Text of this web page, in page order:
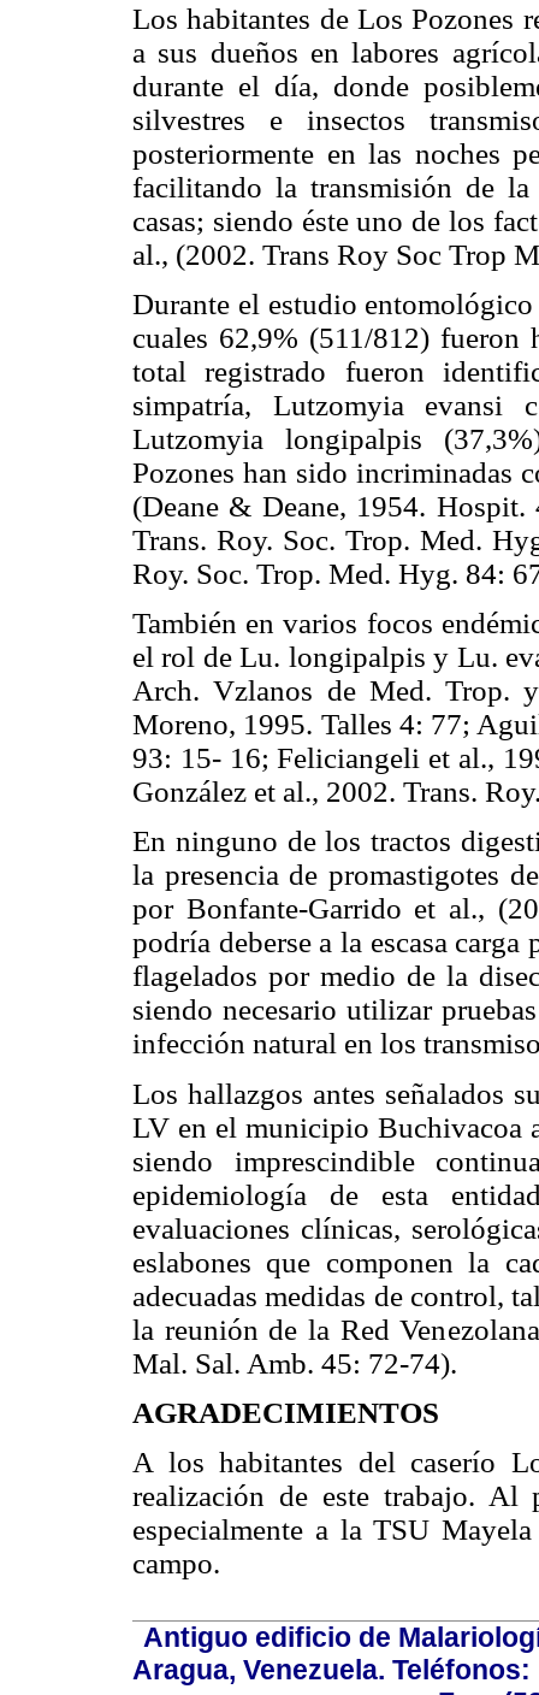
Los habitantes de Los Pozones
a sus dueños en labores
durante el día, donde
silvestres e insectos
posteriormente en las noches
facilitando la transmisión de
casas; siendo éste uno de los
al., (2002. Trans Roy Soc Trop
Durante el estudio
cuales 62,9% (511/812) fueron
total registrado fueron
simpatría, Lutzomyia evansi
Lutzomyia longipalpis
Pozones han sido incriminadas
(Deane & Deane, 1954.
Trans. Roy. Soc. Trop. Med.
Roy. Soc. Trop. Med. Hyg. 84:
También en varios focos
el rol de Lu. longipalpis y Lu.
Arch. Vzlanos de Med. Trop.
Moreno, 1995. Talles 4: 77;
93: 15- 16; Feliciangeli et al.,
González et al., 2002. Trans.
En ninguno de los tractos
la presencia de promastigotes
por Bonfante-Garrido et al.,
podría deberse a la escasa
flagelados por medio de la
siendo necesario utilizar
infección natural en los
Los hallazgos antes señalados
LV en el municipio Buchivacoa
siendo imprescindible
epidemiología de esta
evaluaciones clínicas,
eslabones que componen la
adecuadas medidas de control,
la reunión de la Red
Mal. Sal. Amb. 45: 72-74).
AGRADECIMIENTOS
A los habitantes del caserío
realización de este trabajo. Al
especialmente a la TSU
campo.
Antiguo edificio de
Aragua, Venezuela. Teléfonos: